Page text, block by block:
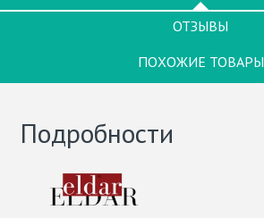
ОТЗЫВЫ
ПОХОЖИЕ ТОВАРЫ
Подробности